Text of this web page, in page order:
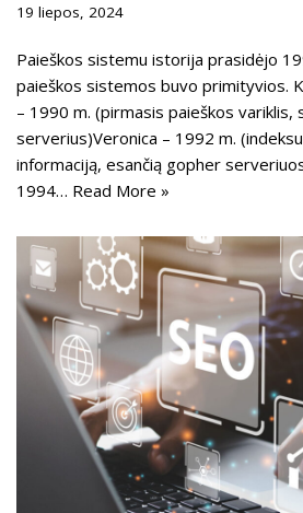
19 liepos, 2024
Paieškos sistemu istorija prasidėjo
paieškos sistemos buvo primityvios.
– 1990 m. (pirmasis paieškos variklis,
serverius)Veronica – 1992 m.
informaciją, esančią gopher
1994… Read More »